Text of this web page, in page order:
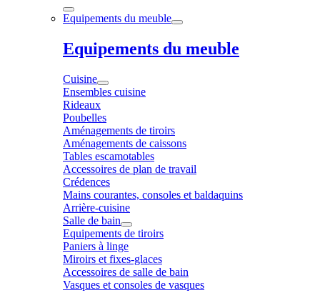
Equipements du meuble
Equipements du meuble
Cuisine
Ensembles cuisine
Rideaux
Poubelles
Aménagements de tiroirs
Aménagements de caissons
Tables escamotables
Accessoires de plan de travail
Crédences
Mains courantes, consoles et baldaquins
Arrière-cuisine
Salle de bain
Equipements de tiroirs
Paniers à linge
Miroirs et fixes-glaces
Accessoires de salle de bain
Vasques et consoles de vasques